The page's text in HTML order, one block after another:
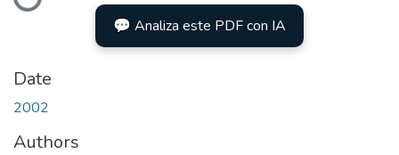
💬 Analiza este PDF con IA
Date
2002
Authors